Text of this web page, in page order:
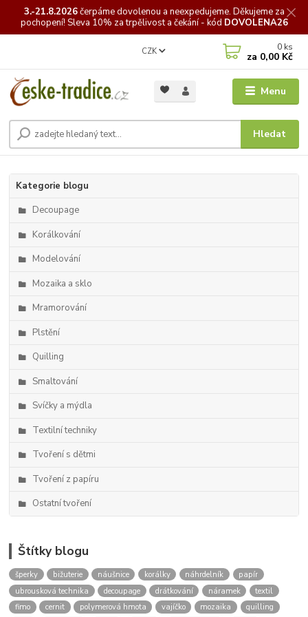
3.-21.8.2026čerpámedovolenou a neexpedujeme. Děkujeme za
pochopení! Sleva 10% za trpělivost a čekání - kód DOVOLENA26
Menu
CZK
Hledat
0 ks
za 0,00 Kč
Kategorie blogu
Decoupage
Korálkování
Modelování
Mozaika a sklo
Mramorování
Plstění
Quilling
Smaltování
Svíčky a mýdla
Textilní techniky
Tvoření s dětmi
Tvoření z papíru
Ostatní tvoření
Štítky blogu
šperky bižuterie náušnice korálky náhrdelník
papír
ubrousková technika
decoupage drátkování náramek
textil
fimo
cernit polymerová hmota vajíčko mozaika
quilling